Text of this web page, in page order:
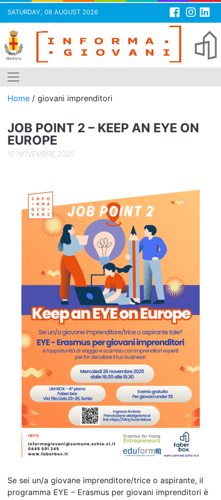
SATURDAY, 08 AUGUST 2026
Skip
content
Home / giovani imprenditori
JOB POINT 2 – KEEP AN EYE ON
EUROPE
10 NOVEMBRE 2025
Se sei un/a giovane imprenditore/trice o aspirante, il
programma EYE – Erasmus per giovani imprenditori è